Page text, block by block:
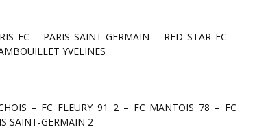
YVELINES
SAINT-GERMAIN 2